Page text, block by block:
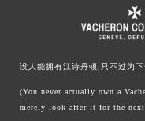
没人能拥有江诗丹顿,只不过为
(You never actually own a
merely look after it for the